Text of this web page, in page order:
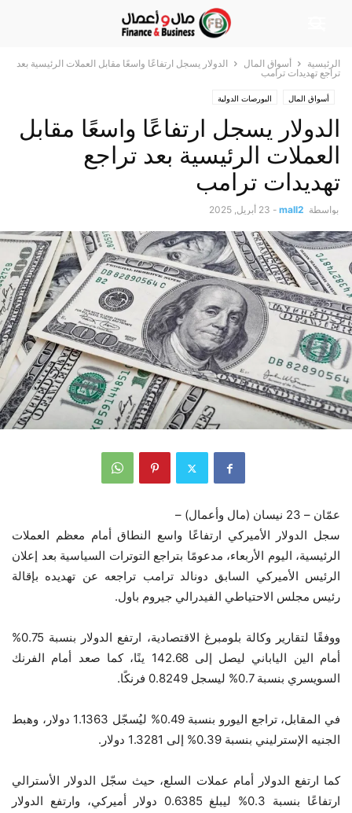
الرئيسية أسواق المال
الدولار يسجل ارتفاعًا واسعًا مقابل العملات الرئيسية بعد
تراجع تهديدات ترامب
أسواق المال البورصات الدولية
الدولار يسجل ارتفاعًا واسعًا مقابل
العملات الرئيسية بعد تراجع
تهديدات ترامب
بواسطة mall2
- 23 أبريل, 2025
عمّان – 23 نيسان (مال وأعمال) –
سجل الدولار الأميركي ارتفاعًا واسع النطاق أمام معظم العملات
الرئيسية، اليوم الأربعاء، مدعومًا بتراجع التوترات السياسية بعد إعلان
الرئيس الأميركي السابق دونالد ترامب تراجعه عن تهديده بإقالة
رئيس مجلس الاحتياطي الفيدرالي جيروم باول.
ووفقًا لتقارير وكالة بلومبرغ الاقتصادية، ارتفع الدولار بنسبة 0.75%
أمام الين الياباني ليصل إلى 142.68 ينًا، كما صعد أمام الفرنك
السويسري بنسبة 0.7% ليسجل 0.8249 فرنكًا.
في المقابل، تراجع اليورو بنسبة 0.49% ليُسجّل 1.1363 دولار، وهبط
الجنيه الإسترليني بنسبة 0.39% إلى 1.3281 دولار.
كما ارتفع الدولار أمام عملات السلع، حيث سجّل الدولار الأسترالي
ارتفاعًا بنسبة 0.3% ليبلغ 0.6385 دولار أميركي، وارتفع الدولار